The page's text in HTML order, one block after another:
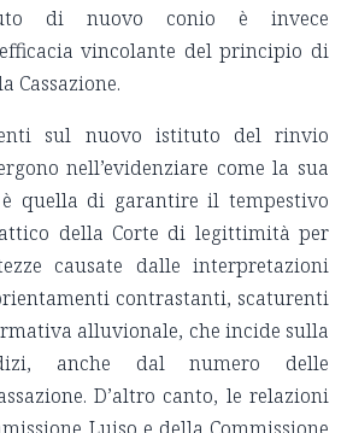
di nuovo conio è invece
vincolante del principio di
Cassazione.
sul nuovo istituto del rinvio
nell’evidenziare come la sua
quella di garantire il tempestivo
della Corte di legittimità per
causate dalle interpretazioni
contrastanti, scaturenti
alluvionale, che incide sulla
anche dal numero delle
D’altro canto, le relazioni
Luiso e della Commissione